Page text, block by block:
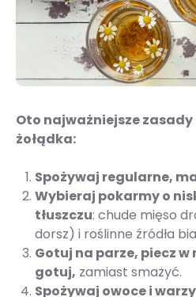
Oto najważniejsze
żołądka:
Spożywaj regularne,
Wybieraj pokarmy o
tłuszczu: chude mięso
dorsz) i roślinne źródła
Gotuj na parze, piecz w
gotuj, zamiast smażyć.
Spożywaj owoce i